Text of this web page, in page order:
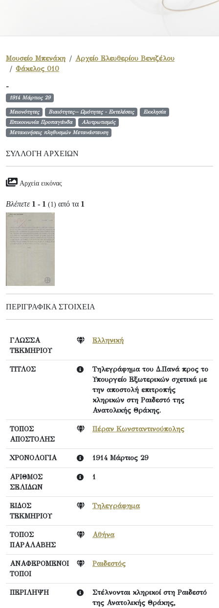
Μουσείο Μπενάκη
Αρχείο Ελευθερίου Βενιζέλου
Φάκελος 010
-
1914 Μάρτιος 29
Μειονότητες Βιαιότητες-- Ωμότητες - Εκτελέσεις
Εκκλησία
Επικοινωνία Προπαγάνδα
Αλυτρωτισμός
Μετακινήσεις πληθυσμών Μετανάστευση
ΣΥΛΛΟΓΉ ΑΡΧΕΊΩΝ
Αρχεία εικόνας
Βλέπετε 1 - 1 (1) από τα 1
ΠΕΡΙΓΡΑΦΙΚΆ ΣΤΟΙΧΕΊΑ
ΓΛΩΣΣΑ
ΤΕΚΜΗΡΙΟΥ
Ελληνική
ΤΙΤΛΟΣ
Τηλεγράφημα του Δ.Πανά προς το
Υπουργείο Εξωτερικών σχετικά με
την αποστολή επιτροπής
κληρικών στη Ραιδεστό της
Ανατολικής Θράκης.
ΤΟΠΟΣ
ΑΠΟΣΤΟΛΗΣ
Πέραν Κωνσταντινούπολης
ΧΡΟΝΟΛΟΓΙΑ 1914 Μάρτιος 29
ΑΡΙΘΜΟΣ
ΣΕΛΙΔΩΝ
1
ΕΙΔΟΣ
ΤΕΚΜΗΡΙΟΥ
Τηλεγράφημα
ΤΟΠΟΣ
ΠΑΡΑΛΑΒΗΣ
Αθήνα
ΑΝΑΦΕΡΟΜΕΝΟΙ
ΤΟΠΟΙ
Ραιδεστός
ΠΕΡΙΛΗΨΗ
Στέλνονται κληρικοί στη Ραιδεστό
της Ανατολικής Θράκης,